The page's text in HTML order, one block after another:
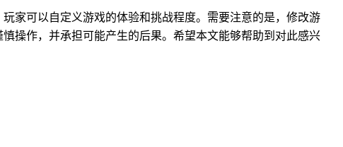
家可以自定义游戏的体验和挑战程度。需要注意的是，修改游
操作，并承担可能产生的后果。希望本文能够帮助到对此感兴